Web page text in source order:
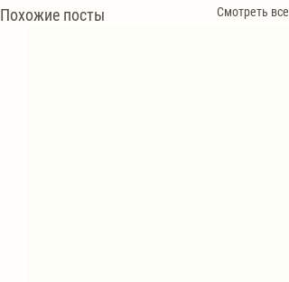
Похожие посты Смотреть все